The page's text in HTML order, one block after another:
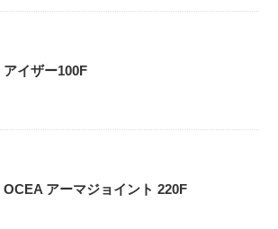
アイザー100F
OCEA アーマジョイント 220F